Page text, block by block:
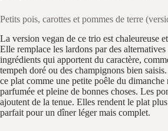
Petits pois, carottes et pommes de terre
La version vegan de ce trio est chaleureuse
Elle remplace les lardons par des alternatives
ingrédients qui apportent du caractère,
tempeh doré ou des champignons bien
ce plat comme une petite poêle du dimanche
parfumée et pleine de bonnes choses. Les
ajoutent de la tenue. Elles rendent le plat
parfait pour un dîner léger mais complet.